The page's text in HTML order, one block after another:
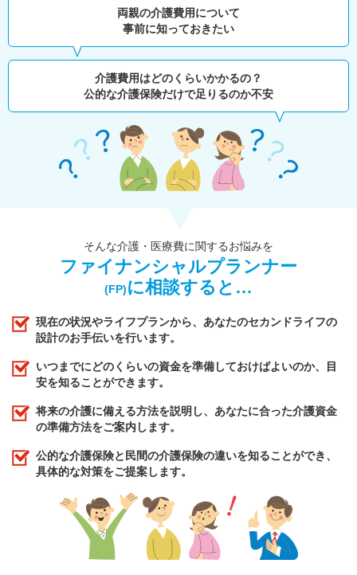
両親の介護費用について
事前に知っておきたい
介護費用はどのくらいかかるの？
公的な介護保険だけで足りるのか不安
そんな介護・医療費に関するお悩みを
ファイナンシャルプランナー
(FP)に相談すると…
現在の状況やライフプランから、あなたのセカンドライフの
設計のお手伝いを行います。
いつまでにどのくらいの資金を準備しておけばよいのか、目
安を知ることができます。
将来の介護に備える方法を説明し、あなたに合った介護資金
の準備方法をご案内します。
公的な介護保険と民間の介護保険の違いを知ることができ、
具体的な対策をご提案します。